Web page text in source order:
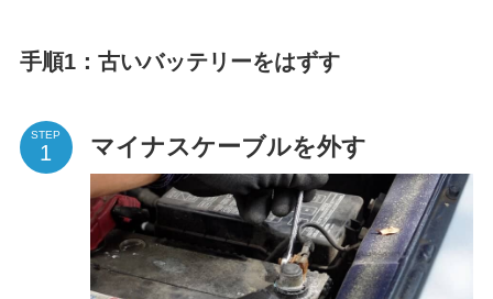
手順1：古いバッテリーをはずす
STEP マイナスケーブルを外す